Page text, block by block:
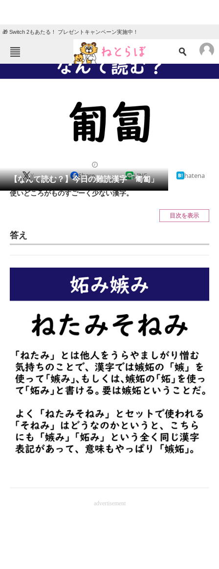
🎁 Switch 2もあたる！ プレゼントキャンペーン実施中！
ねとらぼメニュー
TOP ニュース
クイズ
地域
教育・育児
会員記事
ITの今と未来を見通す
進化するPCとデバイスの未来
好きが集まる 比べて選べる
ビジネスと働き方のヒント
企業ITのトレンドを詳説
経営リーダーのコミュニティ
マーケ×ITの今がよく分かる
ITエンジニア向け専門サイト
企業向けIT製品の総合サイト
【なんて読む？】今日の難読漢字「匍匐」
X Share LINE hatena
使いどころがものすごーく少ない漢字。
目次を表示
答え
advertisement